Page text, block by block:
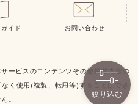
絞り込む
イド お問い合わせ
ービスのコンテンツその他掲載内容の
く使用(複製、転用等)することはでき
。